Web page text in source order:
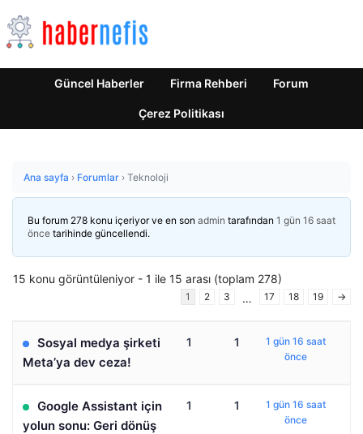
Güncel Haberler Firma Rehberi Forum
Çerez Politikası
Ana sayfa › Forumlar › Teknoloji
Bu forum 278 konu içeriyor ve en son admin tarafından 1 gün 16 saat
önce tarihinde güncellendi.
15 konu görüntüleniyor - 1 ile 15 arası (toplam 278)
1 2 3 … 17 18 19 →
Sosyal medya şirketi
Meta’ya dev ceza!
1 1
1 gün 16 saat
önce
Google Assistant için
yolun sonu: Geri dönüş
1 1
1 gün 16 saat
önce